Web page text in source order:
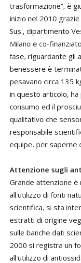
trasformazione”, è
inizio nel 2010
Sus., dipartimento
Milano e co-
fase, riguardante gli
benessere è
pesavano circa 135
in questo articolo,
consumo ed il
qualitativo che
responsabile
equipe, per saperne
Attenzione sugli
Grande attenzione è
all'utilizzo di fonti
scientifica, si sta
estratti di origine
sulle banche dati
2000 si registra un
all'utilizzo di